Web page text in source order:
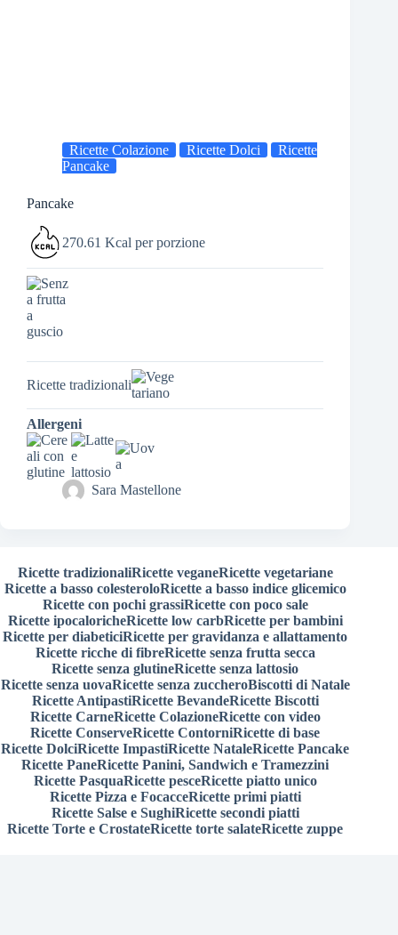
Ricette Colazione Ricette Dolci
Ricette
Pancake
Pancake
270.61 Kcal per porzione
Ricette tradizionali
Allergeni
Sara Mastellone
Ricette tradizionaliRicette veganeRicette vegetariane
Ricette a basso colesteroloRicette a basso indice glicemico
Ricette con pochi grassiRicette con poco sale
Ricette ipocaloricheRicette low carbRicette per bambini
Ricette per diabeticiRicette per gravidanza e allattamento
Ricette ricche di fibreRicette senza frutta secca
Ricette senza glutineRicette senza lattosio
Ricette senza uovaRicette senza zuccheroBiscotti di Natale
Ricette AntipastiRicette BevandeRicette Biscotti
Ricette CarneRicette ColazioneRicette con video
Ricette ConserveRicette ContorniRicette di base
Ricette DolciRicette ImpastiRicette NataleRicette Pancake
Ricette PaneRicette Panini, Sandwich e Tramezzini
Ricette PasquaRicette pesceRicette piatto unico
Ricette Pizza e FocacceRicette primi piatti
Ricette Salse e SughiRicette secondi piatti
Ricette Torte e CrostateRicette torte salateRicette zuppe